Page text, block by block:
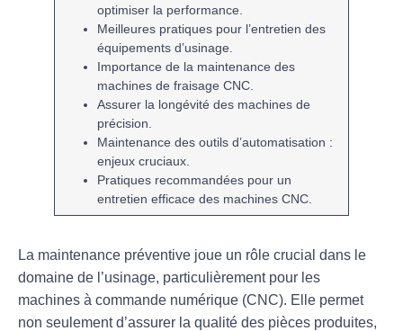
optimiser la performance.
Meilleures pratiques pour l’entretien des
équipements d’usinage
Importance de la maintenance des
machines de fraisage CNC
Assurer la longévité des machines de
précision.
Maintenance des outils d’automatisation :
enjeux cruciaux.
Pratiques recommandées pour un
entretien efficace des machines CNC
La maintenance préventive joue un rôle crucial dans le
domaine de l’usinage, particulièrement pour les
machines à commande numérique (CNC). Elle permet
non seulement d’assurer la qualité des pièces produites,